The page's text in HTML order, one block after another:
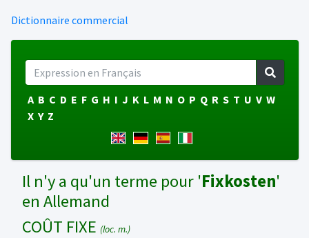
Dictionnaire commercial
A B C D E F G H I J K L M N O P Q R S T U V W
X Y Z
Il n'y a qu'un terme pour 'Fixkosten'
en Allemand
COÛT FIXE (loc. m.)